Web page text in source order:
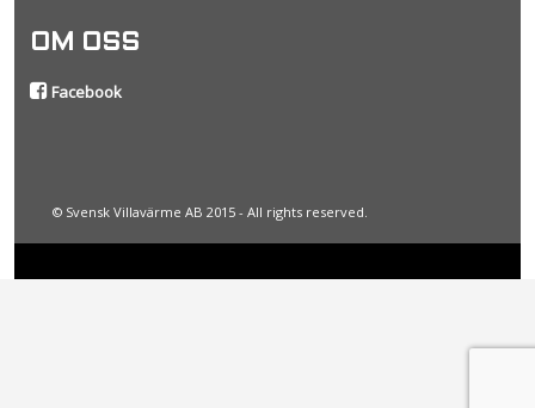
OM OSS
Facebook
© Svensk Villavärme AB 2015 - All rights reserved.